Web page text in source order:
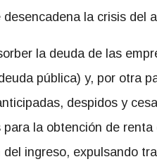
la crisis del
la deuda de las
pública) y, por otra
despidos y
la obtención de
ingreso, expulsando